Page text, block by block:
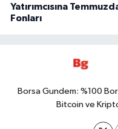
Yatırımcısına
Fonları
Borsa Gundem: %100
Bitcoin ve